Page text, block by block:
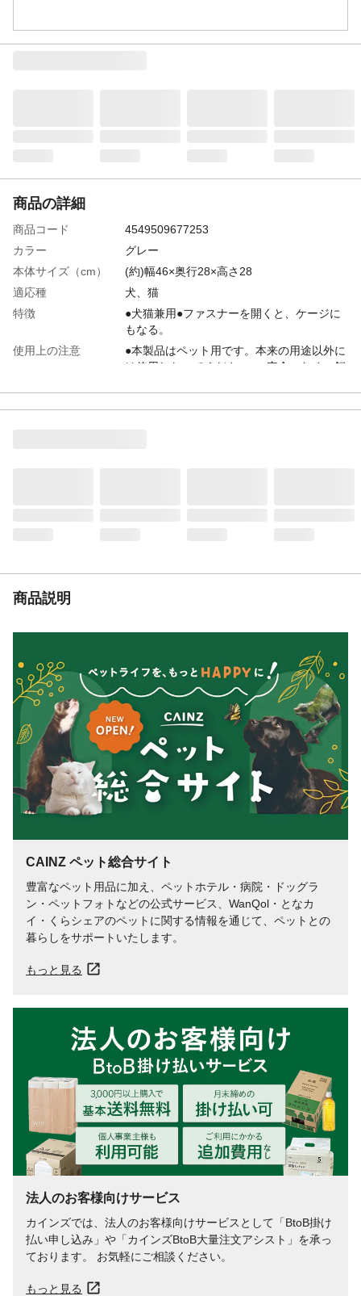
商品の詳細
商品コード
4549509677253
カラー
グレー
本体サイズ（cm）
(約)幅46×奥行28×高さ28
適応種
犬、猫
特徴
●犬猫兼用●ファスナーを開くと、ケージに
もなる。
使用上の注意
●本製品はペット用です。本来の用途以外に
は使用しないでください。●安全のため、飼
お手入れ方法
●本製品は洗えません。●汚れた場合は固く
重量
(約)1.4kg
商品説明
CAINZ ペット総合サイト
豊富なペット用品に加え、ペットホテル・病院・ドッグラ
ン・ペットフォトなどの公式サービス、WanQol・となカ
イ・くらシェアのペットに関する情報を通じて、ペットとの
暮らしをサポートいたします。
もっと見る
法人のお客様向けサービス
カインズでは、法人のお客様向けサービスとして「BtoB掛け
払い申し込み」や「カインズBtoB大量注文アシスト」を承っ
ております。 お気軽にご相談ください。
もっと見る